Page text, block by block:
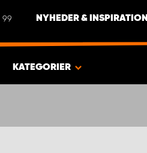
99 NYHEDER & INSPIRATION
KATEGORIER